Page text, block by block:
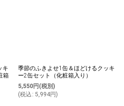
キ
箱
季節のふきよせ1缶＆ほどけるクッキ
ー2缶セット（化粧箱入り）
5,550円 (税別)
(税込 : 5,994円)